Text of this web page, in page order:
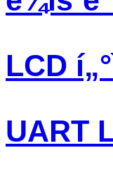
LCD
UART